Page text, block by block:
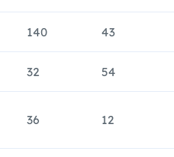
140 43
32 54
36 12